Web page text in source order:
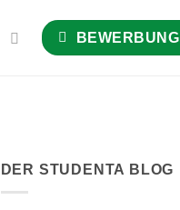
BEWERBUNG
DER STUDENTA BLOG